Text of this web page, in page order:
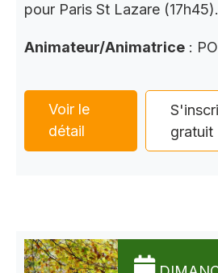
pour Paris St Lazare (17h45).
Animateur/Animatrice :
Voir le
détail
gratuit